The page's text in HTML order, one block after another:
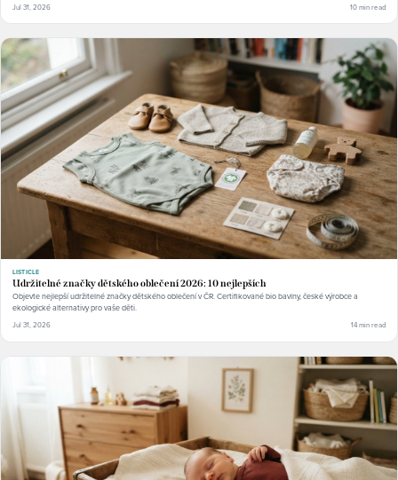
Jul 31, 2026 10 min read
LISTICLE
Udržitelné značky dětského oblečení 2026: 10 nejlepších
Objevte nejlepší udržitelné značky dětského oblečení v ČR. Certifikované bio bavlny, české výrobce a
ekologické alternativy pro vaše děti.
Jul 31, 2026 14 min read